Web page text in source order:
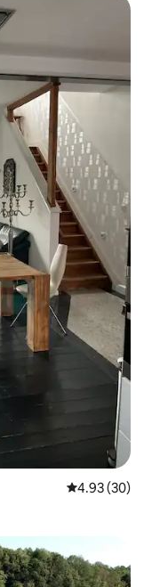
レビュー30
4.93 (30)